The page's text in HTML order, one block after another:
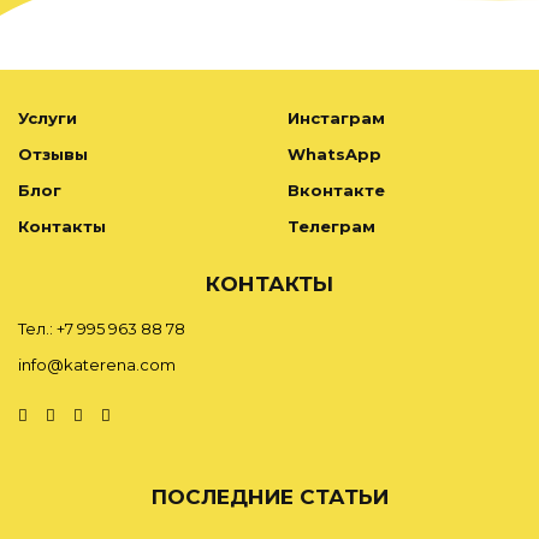
Услуги
Отзывы
Блог
Контакты
Инстаграм
WhatsApp
Вконтакте
Телеграм
КОНТАКТЫ
Тел.: +7 995 963 88 78
info@katerena.com
ПОСЛЕДНИЕ СТАТЬИ